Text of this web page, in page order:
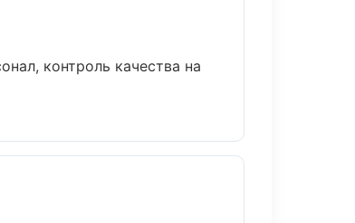
контроль качества на